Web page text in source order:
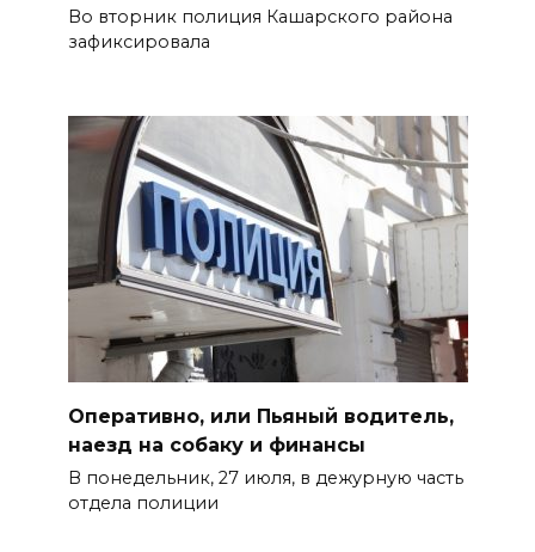
Во вторник полиция Кашарского района
зафиксировала
Оперативно, или Пьяный водитель,
наезд на собаку и финансы
В понедельник, 27 июля, в дежурную часть
отдела полиции